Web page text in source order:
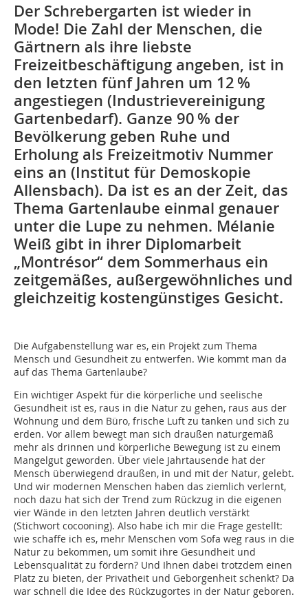
Der Schrebergarten ist wieder in
Mode! Die Zahl der Menschen, die
Gärtnern als ihre liebste
Freizeitbeschäftigung angeben, ist in
den letzten fünf Jahren um 12 %
angestiegen (Industrievereinigung
Gartenbedarf). Ganze 90 % der
Bevölkerung geben Ruhe und
Erholung als Freizeitmotiv Nummer
eins an (Institut für Demoskopie
Allensbach). Da ist es an der Zeit, das
Thema Gartenlaube einmal genauer
unter die Lupe zu nehmen. Mélanie
Weiß gibt in ihrer Diplomarbeit
„Montrésor“ dem Sommerhaus ein
zeitgemäßes, außergewöhnliches und
gleichzeitig kostengünstiges Gesicht.
Die Aufgabenstellung war es, ein Projekt zum Thema
Mensch und Gesundheit zu entwerfen. Wie kommt man da
auf das Thema Gartenlaube?
Ein wichtiger Aspekt für die körperliche und seelische
Gesundheit ist es, raus in die Natur zu gehen, raus aus der
Wohnung und dem Büro, frische Luft zu tanken und sich zu
erden. Vor allem bewegt man sich draußen naturgemäß
mehr als drinnen und körperliche Bewegung ist zu einem
Mangelgut geworden. Über viele Jahrtausende hat der
Mensch überwiegend draußen, in und mit der Natur, gelebt.
Und wir modernen Menschen haben das ziemlich verlernt,
noch dazu hat sich der Trend zum Rückzug in die eigenen
vier Wände in den letzten Jahren deutlich verstärkt
(Stichwort cocooning). Also habe ich mir die Frage gestellt:
wie schaffe ich es, mehr Menschen vom Sofa weg raus in die
Natur zu bekommen, um somit ihre Gesundheit und
Lebensqualität zu fördern? Und Ihnen dabei trotzdem einen
Platz zu bieten, der Privatheit und Geborgenheit schenkt? Da
war schnell die Idee des Rückzugortes in der Natur geboren.